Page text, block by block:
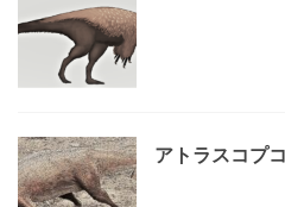
アトラスコプ